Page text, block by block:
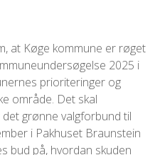
at Køge kommune er røget
2025 i
prioriteringer og
område. Det skal
grønne valgforbund til
i Pakhuset Braunstein
bud på, hvordan skuden